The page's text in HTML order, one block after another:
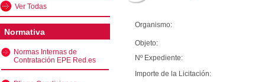
Ver Todas
Normativa
Normas Internas de
Contratación EPE Red.es
Organismo:
Objeto:
Nº Expediente:
Importe de la Licitación: